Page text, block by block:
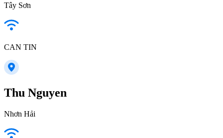
Tây Sơn
CAN TIN
Thu Nguyen
Nhơn Hải